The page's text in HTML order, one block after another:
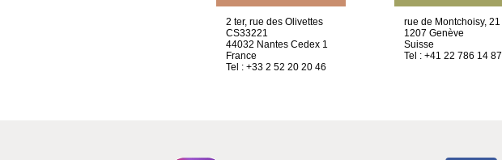
2 ter, rue des Olivettes
CS33221
44032 Nantes Cedex 1
France
Tel : +33 2 52 20 20 46
rue de Montchoisy, 21
1207 Genève
Suisse
Tel : +41 22 786 14 87